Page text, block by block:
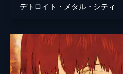
デトロイト・メタル・シティ